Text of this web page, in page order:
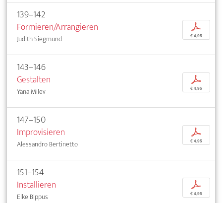
139–142
Formieren/Arrangieren
Judith Siegmund
p
€ 4,95
143–146
Gestalten
Yana Milev
p
€ 4,95
147–150
Improvisieren
Alessandro Bertinetto
p
€ 4,95
151–154
Installieren
Elke Bippus
p
€ 4,95